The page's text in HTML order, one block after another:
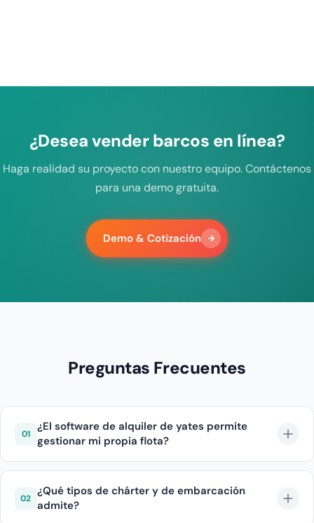
¿Desea vender barcos en línea?
Haga realidad su proyecto con nuestro equipo. Contáctenos
para una demo gratuita.
Demo & Cotización
Preguntas Frecuentes
01
¿El software de alquiler de yates permite
gestionar mi propia flota?
No. El inventario, las ubicaciones, los precios y la
disponibilidad llegan por la API B2B de Diji Tech, y no
existe pantalla para añadir un yate ni un calendario de
02
¿Qué tipos de chárter y de embarcación
admite?